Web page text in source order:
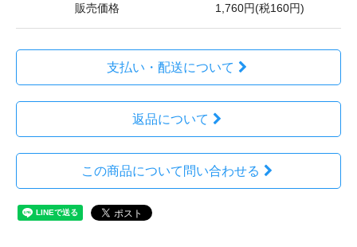
販売価格 1,760円(税160円)
支払い・配送について
返品について
この商品について問い合わせる